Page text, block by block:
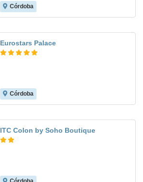
Córdoba
Eurostars Palace
Córdoba
ITC Colon by Soho Boutique